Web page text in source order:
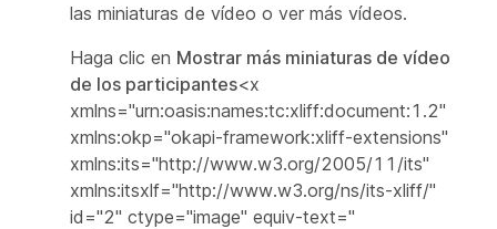
las miniaturas de vídeo o ver más vídeos.
Haga clic en Mostrar más miniaturas de vídeo
de los participantes<x
xmlns="urn:oasis:names:tc:xliff:document:1.2"
xmlns:okp="okapi-framework:xliff-extensions"
xmlns:its="http://www.w3.org/2005/11/its"
xmlns:itsxlf="http://www.w3.org/ns/its-xliff/"
id="2" ctype="image" equiv-text="